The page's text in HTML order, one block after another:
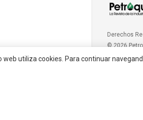
Derechos
© 2026
web utiliza cookies. Para continuar